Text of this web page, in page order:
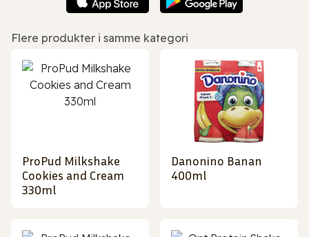
Flere produkter i samme kategori
ProPud Milkshake
Cookies and Cream
330ml
Danonino Banan
400ml